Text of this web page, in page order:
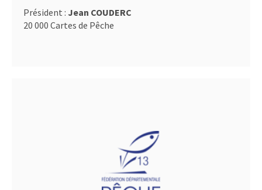
Président : Jean COUDERC
20 000 Cartes de Pêche